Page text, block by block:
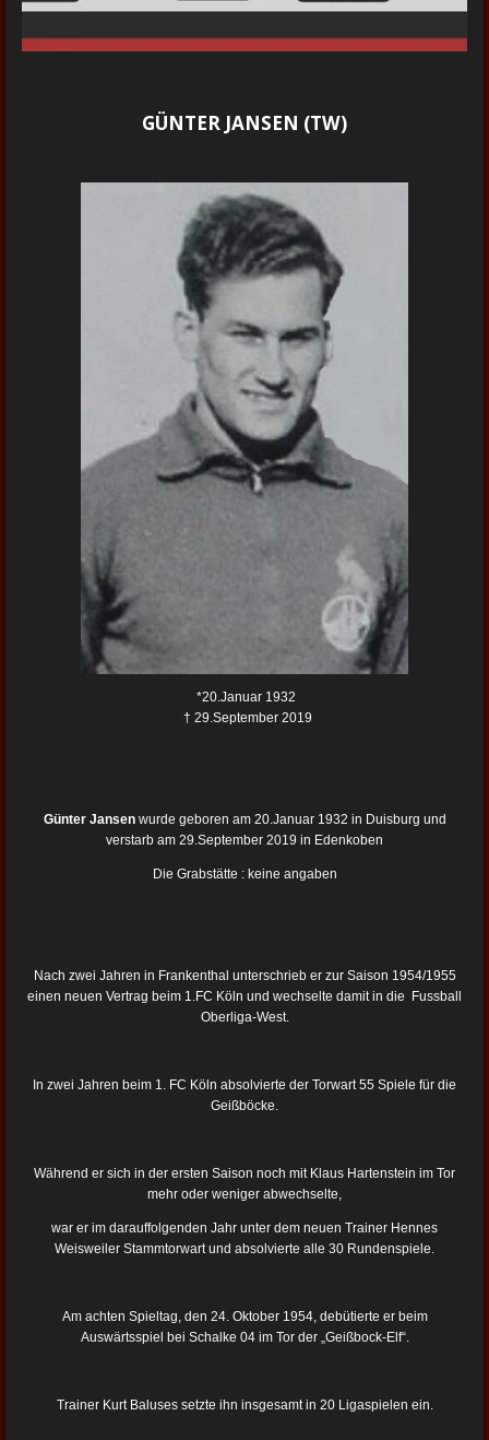
GÜNTER JANSEN (TW)
*20.Januar 1932
† 29.September 2019
Günter Jansenwurde geboren am 20.Januar 1932 in Duisburg und
verstarb am 29.September 2019 in Edenkoben
Die Grabstätte : keine angaben
Nach zwei Jahren in Frankenthal unterschrieb er zur Saison 1954/1955
einen neuen Vertrag beim 1.FC Köln und wechselte damit in die Fussball
Oberliga-West.
In zwei Jahren beim 1. FC Köln absolvierte der Torwart 55 Spiele für die
Geißböcke.
Während er sich in der ersten Saison noch mit Klaus Hartenstein im Tor
mehr oder weniger abwechselte,
war er im darauffolgenden Jahr unter dem neuen Trainer Hennes
Weisweiler Stammtorwart und absolvierte alle 30 Rundenspiele.
Am achten Spieltag, den 24. Oktober 1954, debütierte er beim
Auswärtsspiel bei Schalke 04 im Tor der „Geißbock-Elf“.
Trainer Kurt Baluses setzte ihn insgesamt in 20 Ligaspielen ein.